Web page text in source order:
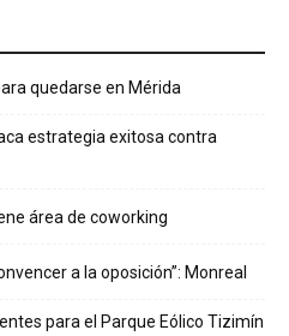
quedarse en Mérida
estrategia exitosa contra
área de coworking
a la oposición”: Monreal
para el Parque Eólico Tizimín